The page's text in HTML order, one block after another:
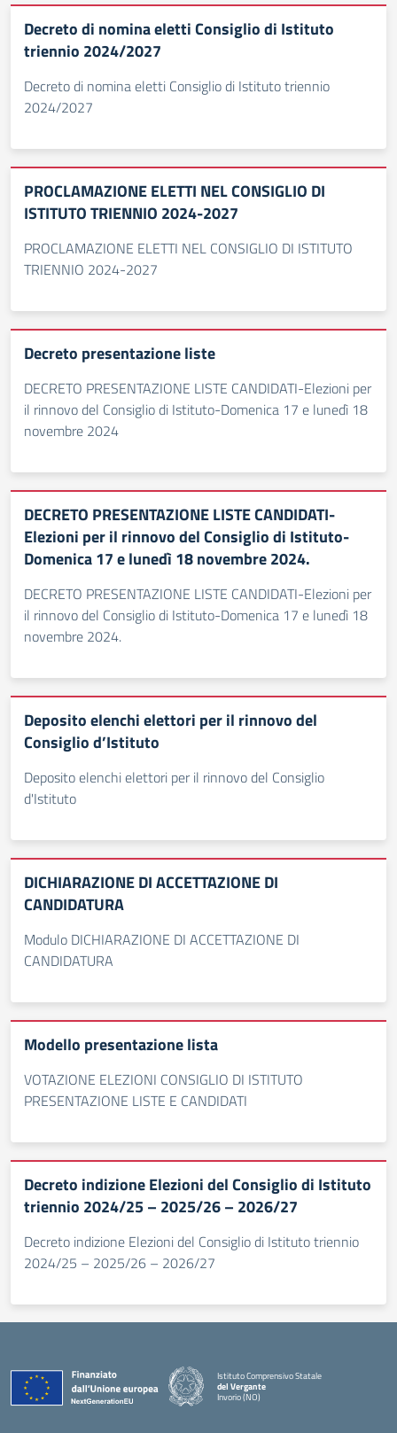
Decreto di nomina eletti Consiglio di Istituto
triennio 2024/2027
Decreto di nomina eletti Consiglio di Istituto triennio
2024/2027
PROCLAMAZIONE ELETTI NEL CONSIGLIO DI
ISTITUTO TRIENNIO 2024-2027
PROCLAMAZIONE ELETTI NEL CONSIGLIO DI ISTITUTO
TRIENNIO 2024-2027
Decreto presentazione liste
DECRETO PRESENTAZIONE LISTE CANDIDATI-Elezioni per
il rinnovo del Consiglio di Istituto-Domenica 17 e lunedì 18
novembre 2024
DECRETO PRESENTAZIONE LISTE CANDIDATI-
Elezioni per il rinnovo del Consiglio di Istituto-
Domenica 17 e lunedì 18 novembre 2024.
DECRETO PRESENTAZIONE LISTE CANDIDATI-Elezioni per
il rinnovo del Consiglio di Istituto-Domenica 17 e lunedì 18
novembre 2024.
Deposito elenchi elettori per il rinnovo del
Consiglio d’Istituto
Deposito elenchi elettori per il rinnovo del Consiglio
d'Istituto
DICHIARAZIONE DI ACCETTAZIONE DI
CANDIDATURA
Modulo DICHIARAZIONE DI ACCETTAZIONE DI
CANDIDATURA
Modello presentazione lista
VOTAZIONE ELEZIONI CONSIGLIO DI ISTITUTO
PRESENTAZIONE LISTE E CANDIDATI
Decreto indizione Elezioni del Consiglio di Istituto
triennio 2024/25 – 2025/26 – 2026/27
Decreto indizione Elezioni del Consiglio di Istituto triennio
2024/25 – 2025/26 – 2026/27
Istituto Comprensivo Statale
del Vergante
Invorio (NO)